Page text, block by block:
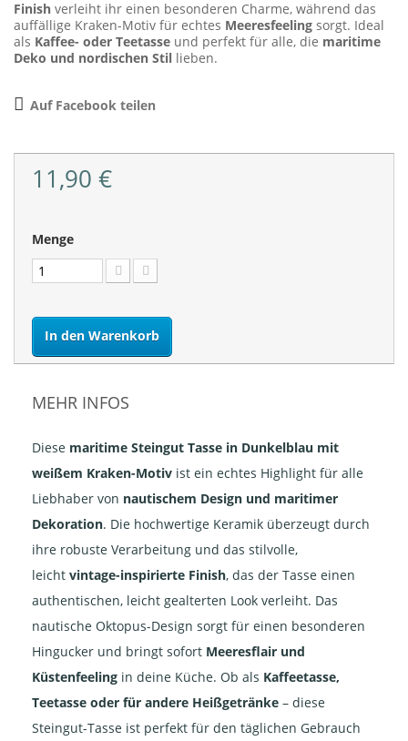
Finish verleiht ihr einen besonderen Charme, während das
auffällige Kraken-Motiv für echtes Meeresfeeling sorgt. Ideal
als Kaffee- oder Teetasse und perfekt für alle, die maritime
Deko und nordischen Stil lieben.
Auf Facebook teilen
11,90 €
Menge
In den Warenkorb
MEHR INFOS
Diese maritime Steingut Tasse in Dunkelblau mit
weißem Kraken-Motiv ist ein echtes Highlight für alle
Liebhaber von nautischem Design und maritimer
Dekoration. Die hochwertige Keramik überzeugt durch
ihre robuste Verarbeitung und das stilvolle,
leicht vintage-inspirierte Finish, das der Tasse einen
authentischen, leicht gealterten Look verleiht. Das
nautische Oktopus-Design sorgt für einen besonderen
Hingucker und bringt sofort Meeresflair und
Küstenfeeling in deine Küche. Ob als Kaffeetasse,
Teetasse oder für andere Heißgetränke – diese
Steingut-Tasse ist perfekt für den täglichen Gebrauch